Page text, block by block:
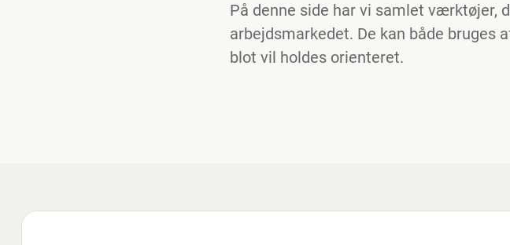
På denne side har vi samlet værktøjer,
arbejdsmarkedet. De kan både bruges
blot vil holdes orienteret.